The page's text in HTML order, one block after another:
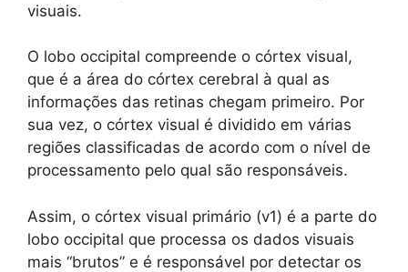
visuais.
O lobo occipital compreende o córtex visual,
que é a área do córtex cerebral à qual as
informações das retinas chegam primeiro. Por
sua vez, o córtex visual é dividido em várias
regiões classificadas de acordo com o nível de
processamento pelo qual são responsáveis.
Assim, o córtex visual primário (v1) é a parte do
lobo occipital que processa os dados visuais
mais “brutos” e é responsável por detectar os